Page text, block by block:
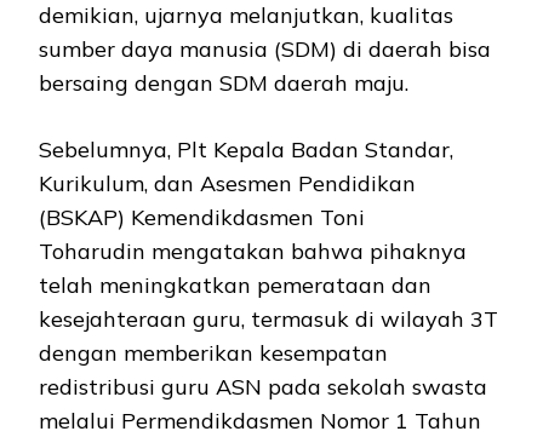
demikian, ujarnya melanjutkan, kualitas
sumber daya manusia (SDM) di daerah bisa
bersaing dengan SDM daerah maju.
Sebelumnya, Plt Kepala Badan Standar,
Kurikulum, dan Asesmen Pendidikan
(BSKAP) Kemendikdasmen Toni
Toharudin mengatakan bahwa pihaknya
telah meningkatkan pemerataan dan
kesejahteraan guru, termasuk di wilayah 3T
dengan memberikan kesempatan
redistribusi guru ASN pada sekolah swasta
melalui Permendikdasmen Nomor 1 Tahun